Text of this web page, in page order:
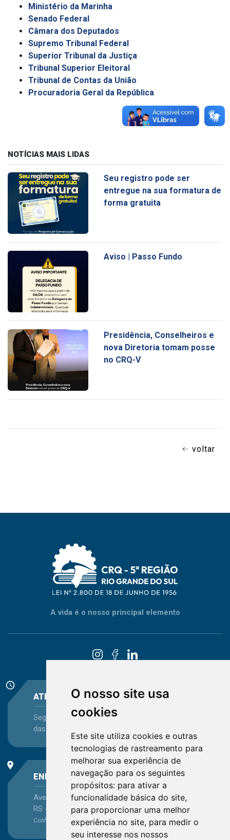
O nosso site usa
cookies
Este site utiliza cookies e outras
tecnologias de rastreamento para
melhorar sua experiência de
navegação para os seguintes
propósitos: para ativar a
funcionalidade básica do site,
para proporcionar uma melhor
experiência no site, para medir o
seu interesse nos nossos
Ministério da Marinha
Senado Federal
Câmara dos Deputados
Supremo Tribunal Federal
Superior Tribunal da Justiça
Tribunal Superior Eleitoral
Tribunal de Contas da União
Procuradoria Geral da República
NOTÍCIAS MAIS LIDAS
Seu registro pode ser
entregue na sua formatura de
forma gratuita
Aviso | Passo Fundo
Presidência, Conselheiros e
nova Diretoria tomam posse
no CRQ-V
voltar
A vida é o nosso principal elemento
schedule
ATENDIMENTO
Segunda-feira a Sexta-feira - das 08:30 às 12:15 e
das 13:30 às 16:45
place
ENDEREÇO
Avenida Itaqui, 45, Bairro Petrópolis, Porto Alegre -
RS - CEP 90460-140
Confira as demaislocalizações no Estado